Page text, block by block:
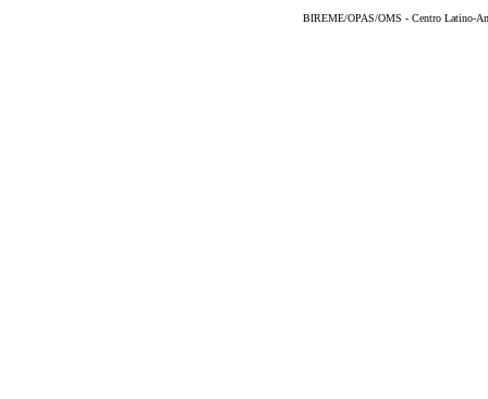
BIREME/OPAS/OMS - Centro Latino-